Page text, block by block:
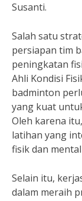
Susanti.
Salah satu
persiapan tim
peningkatan
Ahli Kondisi
badminton
yang kuat
Oleh karena
latihan yang
fisik dan
Selain itu,
dalam meraih